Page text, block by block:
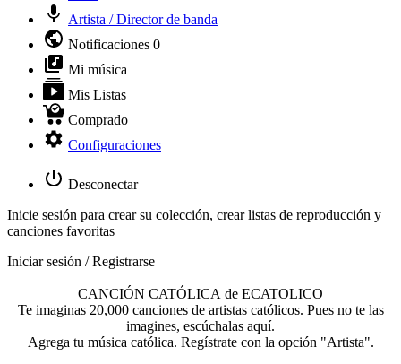
Artista / Director de banda
Notificaciones 0
Mi música
Mis Listas
Comprado
Configuraciones
Desconectar
Inicie sesión para crear su colección, crear listas de reproducción y
canciones favoritas
Iniciar sesión / Registrarse
CANCIÓN CATÓLICA de ECATOLICO
Te imaginas 20,000 canciones de artistas católicos. Pues no te las
imagines, escúchalas aquí.
Agrega tu música católica. Regístrate con la opción "Artista".